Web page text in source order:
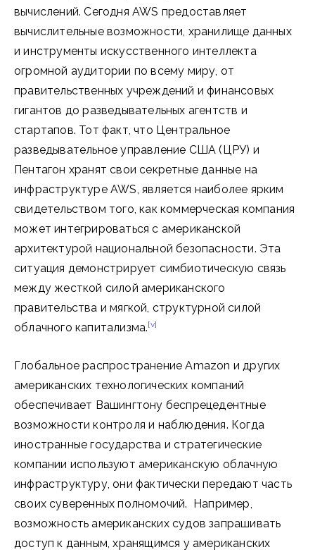
вычислений. Сегодня AWS предоставляет
вычислительные возможности, хранилище данных
и инструменты искусственного интеллекта
огромной аудитории по всему миру, от
правительственных учреждений и финансовых
гигантов до разведывательных агентств и
стартапов. Тот факт, что Центральное
разведывательное управление США (ЦРУ) и
Пентагон хранят свои секретные данные на
инфраструктуре AWS, является наиболее ярким
свидетельством того, как коммерческая компания
может интегрироваться с американской
архитектурой национальной безопасности. Эта
ситуация демонстрирует симбиотическую связь
между жесткой силой американского
правительства и мягкой, структурной силой
облачного капитализма.[v]
Глобальное распространение Amazon и других
американских технологических компаний
обеспечивает Вашингтону беспрецедентные
возможности контроля и наблюдения. Когда
иностранные государства и стратегические
компании используют американскую облачную
инфраструктуру, они фактически передают часть
своих суверенных полномочий. Например,
возможность американских судов запрашивать
доступ к данным, хранящимся у американских